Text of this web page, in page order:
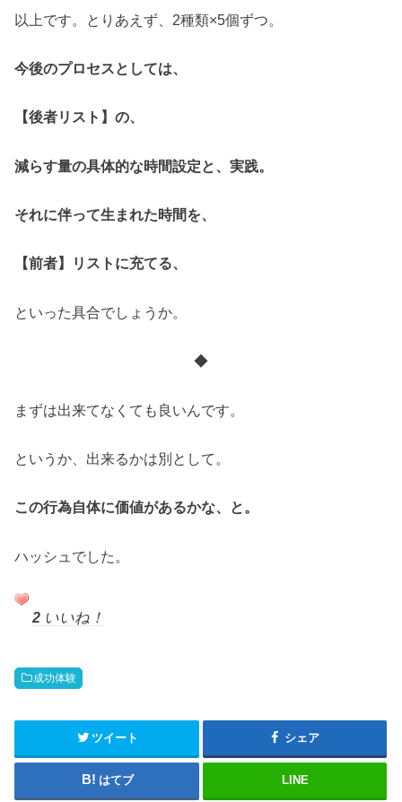
以上です。とりあえず、2種類×5個ずつ。
今後のプロセスとしては、
【後者リスト】の、
減らす量の具体的な時間設定と、実践。
それに伴って生まれた時間を、
【前者】リストに充てる、
といった具合でしょうか。
◆
まずは出来てなくても良いんです。
というか、出来るかは別として。
この行為自体に価値があるかな、と。
ハッシュでした。
2 いいね！
成功体験
ツイート シェア
はてブ LINE